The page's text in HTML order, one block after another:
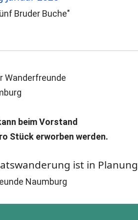
Bruder Buche"
beim Vorstand
Stück erworben werden.
ist in Planung